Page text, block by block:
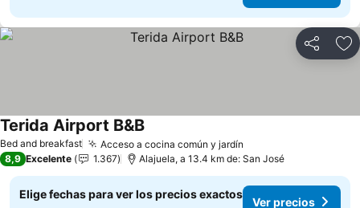
Compartir
Bed and breakfast Acceso a cocina común y jardín
Terida Airport B&B
8,9 Excelente 1.367 Alajuela, a 13.4 km de: San José
Elige fechas para ver los precios exactos
Ver precios